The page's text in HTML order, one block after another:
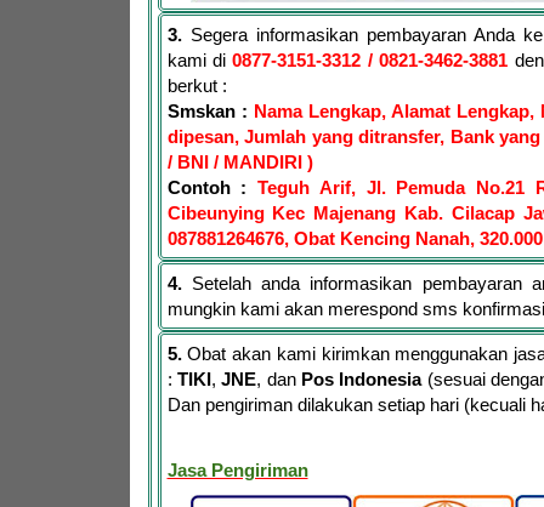
3.Segera informasikan pembayaran Anda
kami di0877-3151-3312 / 0821-3462-3881
berkut :
Smskan : Nama Lengkap, Alamat Lengkap,
dipesan, Jumlah yang ditransfer, Bank
/ BNI / MANDIRI )
Contoh : Teguh Arif, Jl. Pemuda No.21
Cibeunying Kec Majenang Kab. Cilacap
087881264676, Obat Kencing Nanah,
4.Setelah anda informasikan pembayaran
mungkin kami akan merespond sms
5.Obat akan kami kirimkan menggunakan
: TIKI,JNE, dan Pos Indonesia(sesuai
Dan pengiriman dilakukan setiap hari (kecuali
Jasa Pengiriman